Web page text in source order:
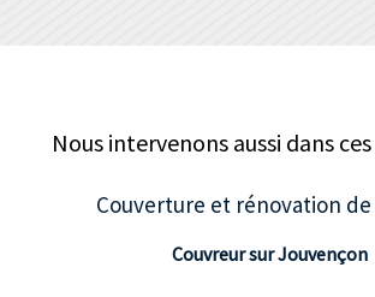
Nous intervenons aussi dans
Couverture et rénovation
Couvreur sur Jouvençon